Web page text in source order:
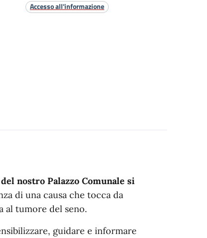
Accesso all'informazione
nostro Palazzo Comunale si
di una causa che tocca da
al tumore del seno.
guidare e informare